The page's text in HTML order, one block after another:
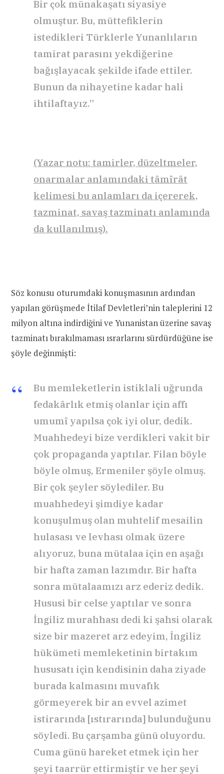
Bir çok münakaşatı siyasiye
olmuştur. Bu, müttefiklerin
istedikleri Türklerle Yunanlıların
tamirat parasını yekdiğerine
bağışlayacak şekilde ifade ettiler.
Bunun da nihayetine kadar hali
ihtilaftayız.”
(Yazar notu: tamirler, düzeltmeler,
onarmalar anlamındaki tâmîrât
kelimesi bu anlamları da içererek,
tazminat, savaş tazminatı anlamında
da kullanılmış).
Söz konusu oturumdaki konuşmasının ardından
yapılan görüşmede İtilaf Devletleri’nin taleplerini 12
milyon altına indirdiğini ve Yunanistan üzerine savaş
tazminatı bırakılmaması ısrarlarını sürdürdüğüne ise
şöyle değinmişti:
Bu memleketlerin istiklali uğrunda
fedakârlık etmiş olanlar için affı
umumî yapılsa çok iyi olur, dedik.
Muahhedeyi bize verdikleri vakit bir
çok propaganda yaptılar. Filan böyle
böyle olmuş, Ermeniler şöyle olmuş.
Bir çok şeyler söylediler. Bu
muahhedeyi şimdiye kadar
konuşulmuş olan muhtelif mesailin
hulasası ve levhası olmak üzere
alıyoruz, buna mütalaa için en aşağı
bir hafta zaman lazımdır. Bir hafta
sonra mütalaamızı arz ederiz dedik.
Hususi bir celse yaptılar ve sonra
İngiliz murahhası dedi ki şahsi olarak
size bir mazeret arz edeyim, İngiliz
hükümeti memleketinin birtakım
hususatı için kendisinin daha ziyade
burada kalmasını muvafık
görmeyerek bir an evvel azimet
istirarında [ıstırarında] bulunduğunu
söyledi. Bu çarşamba günü oluyordu.
Cuma günü hareket etmek için her
şeyi taarrür ettirmiştir ve her şeyi